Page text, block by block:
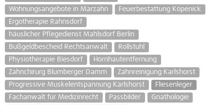
Wohnungsangebote in Marzahn
Feuerbestattung Köpenick
Ergotherapie Rahnsdorf
häuslicher Pflegedienst Mahlsdorf Berlin
Bußgeldbescheid Rechtsanwalt
Rollstuhl
Physiotherapie Biesdorf
Hornhautentfernung
Zahnchirurg Blumberger Damm
Zahnreinigung Karlshorst
Progressive Muskelentspannung Karlshorst
Fliesenleger
Fachanwalt für Medizinrecht
Passbilder
Gnathologie